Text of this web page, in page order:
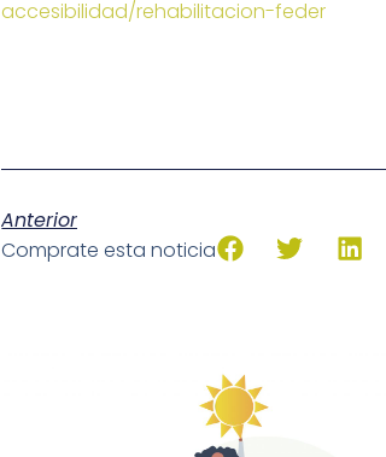
accesibilidad/rehabilitacion-feder
Anterior
Comprate esta noticia